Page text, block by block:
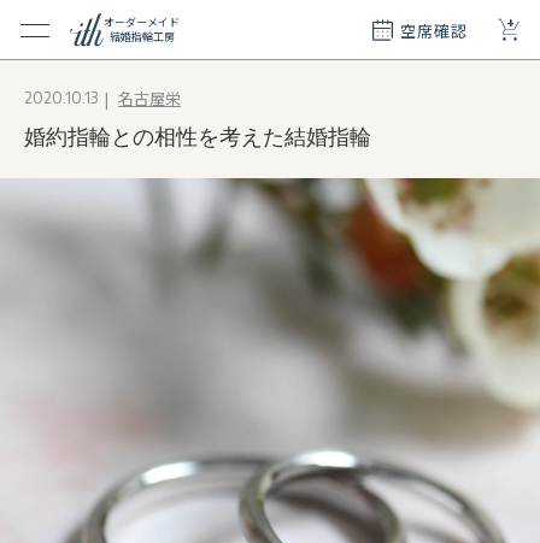
オーダーメイド
結婚指輪工房
空席確認 +
メイド
リー
2020.10.13 名古屋栄
婚約指輪との相性を考えた結婚指輪